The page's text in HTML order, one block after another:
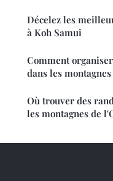
Décelez les
à Koh Samui
Comment
dans les
Où trouver des
les montagnes de